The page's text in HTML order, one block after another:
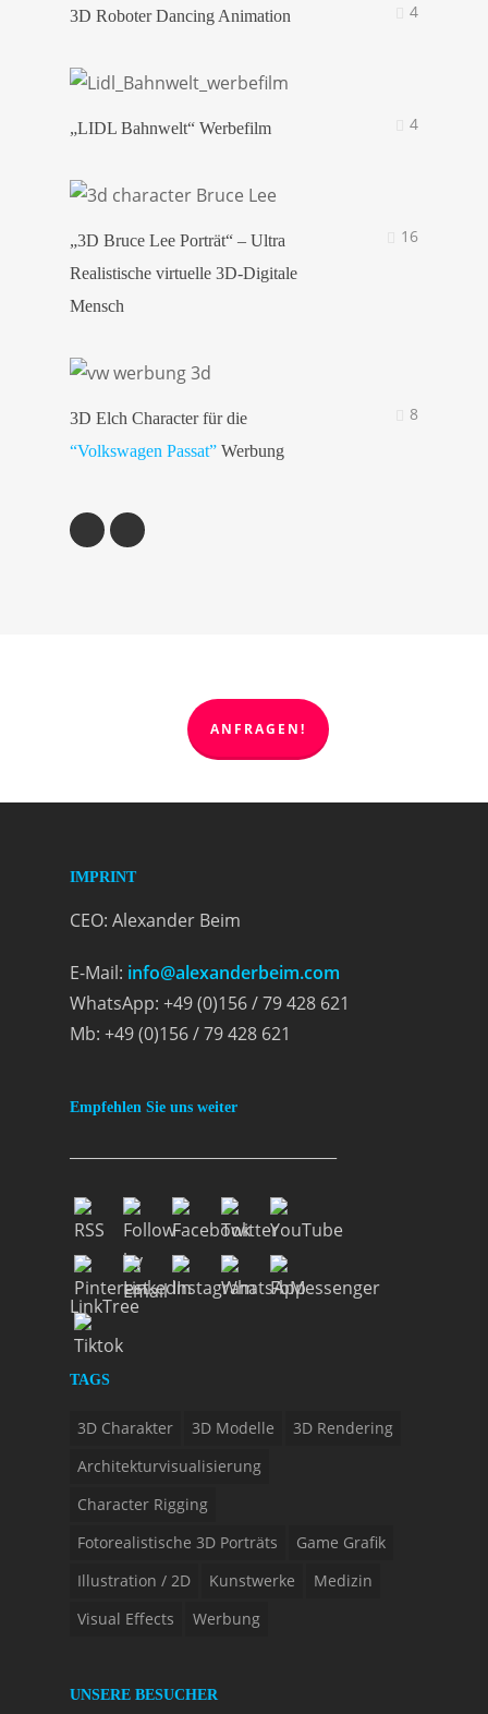
3D Roboter Dancing Animation 4
„LIDL Bahnwelt“ Werbefilm 4
„3D Bruce Lee Porträt“ – Ultra
Realistische virtuelle 3D-Digitale
Mensch
16
3D Elch Character für die
“Volkswagen Passat” Werbung
8
ANFRAGEN!
IMPRINT
CEO: Alexander Beim
E-Mail: info@alexanderbeim.com
WhatsApp: +49 (0)156 / 79 428 621
Mb: +49 (0)156 / 79 428 621
Empfehlen Sie uns weiter
LinkTree
TAGS
3D Charakter 3D Modelle
3D Rendering
Architekturvisualisierung
Character Rigging
Fotorealistische 3D Porträts
Game Grafik
Illustration / 2D
Kunstwerke
Medizin
Visual Effects
Werbung
UNSERE BESUCHER